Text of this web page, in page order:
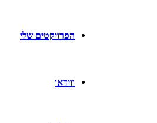
הפרויקטים שלי
ווידאו